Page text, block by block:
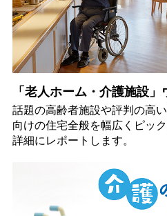
「老人ホーム・介護施設
話題の高齢者施設や評判の高
向けの住宅全般を幅広くピッ
詳細にレポートします。